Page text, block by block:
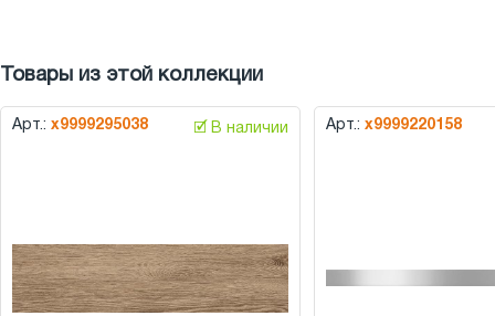
Товары из этой коллекции
Арт.: х9999295038 🗹 В наличии Арт.: х9999220158